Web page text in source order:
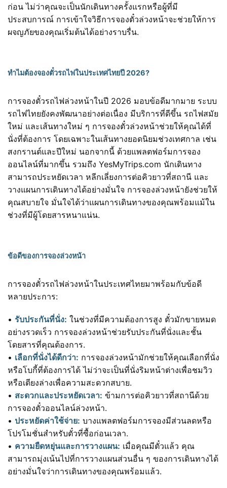
ก่อน ไม่ว่าคุณจะเป็นนักเดินทางครั้งแรกหรือผู้ที่มี
ประสบการณ์ การเข้าใจวิธีการจองตั๋วล่วงหน้าจะช่วยให้การ
ผจญภัยของคุณเริ่มต้นได้อย่างราบรื่น.
ทำไมต้องจองตั๋วรถไฟในประเทศไทยปี 2026?
การจองตั๋วรถไฟล่วงหน้าในปี 2026 มอบข้อดีมากมาย ระบบ
รถไฟไทยยังคงพัฒนาอย่างต่อเนื่อง มีบริการที่ดีขึ้น รถไฟสมัย
ใหม่ และเส้นทางใหม่ ๆ การจองตั๋วล่วงหน้าช่วยให้คุณได้ที่
นั่งที่ต้องการ โดยเฉพาะในเส้นทางยอดนิยมช่วงเทศกาล เช่น
สงกรานต์และปีใหม่ นอกจากนี้ ด้วยแพลตฟอร์มการจอง
ออนไลน์ที่มากขึ้น รวมถึง YesMyTrips.com นักเดินทาง
สามารถประหยัดเวลา หลีกเลี่ยงการต่อคิวยาวที่สถานี และ
วางแผนการเดินทางได้อย่างมั่นใจ การจองล่วงหน้ายังช่วยให้
คุณสบายใจ มั่นใจได้ว่าแผนการเดินทางของคุณพร้อมแม้ใน
ช่วงที่มีผู้โดยสารหนาแน่น.
ข้อดีของการจองล่วงหน้า
การจองตั๋วรถไฟล่วงหน้าในประเทศไทยมาพร้อมกับข้อดี
หลายประการ:
• รับประกันที่นั่ง: ในช่วงที่มีความต้องการสูง ตั๋วมักขายหมด
อย่างรวดเร็ว การจองล่วงหน้าช่วยรับประกันที่นั่งและชั้น
โดยสารที่คุณต้องการ.
• เลือกที่นั่งได้ดีกว่า: การจองล่วงหน้ามักช่วยให้คุณเลือกที่นั่ง
หรือโบกี้ที่ต้องการได้ ไม่ว่าจะเป็นที่นั่งริมหน้าต่างเพื่อชมวิว
หรือเตียงล่างเพื่อความสะดวกสบาย.
• สะดวกและประหยัดเวลา: ข้ามการต่อคิวยาวที่สถานีด้วย
การจองตั๋วออนไลน์ล่วงหน้า.
• ประหยัดค่าใช้จ่าย: บางแพลตฟอร์มการจองมีส่วนลดหรือ
โปรโมชั่นสำหรับตั๋วที่ซื้อก่อนเวลา.
• ความยืดหยุ่นและการวางแผน: เมื่อคุณมีตั๋วแล้ว คุณ
สามารถมุ่งเน้นไปที่การวางแผนส่วนอื่น ๆ ของการเดินทางได้
อย่างมั่นใจว่าการเดินทางของคุณพร้อมแล้ว.